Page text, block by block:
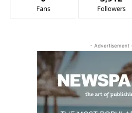
Fans Followers
- Advertisement